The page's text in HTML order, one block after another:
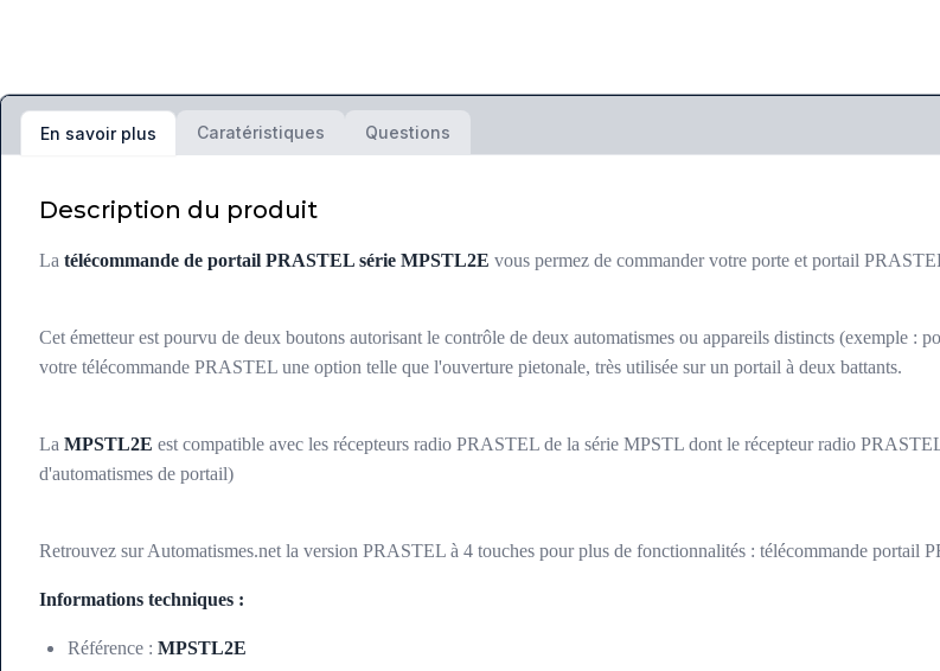
En savoir plus Caratéristiques Questions
Description du produit
La télécommande de portail PRASTEL série MPSTL2E vous permez de commander votre porte et portail
Cet émetteur est pourvu de deux boutons autorisant le contrôle de deux automatismes ou appareils distincts (exemple :
votre télécommande PRASTEL une option telle que l'ouverture pietonale, très utilisée sur un portail à deux battants.
La MPSTL2E est compatible avec les récepteurs radio PRASTEL de la série MPSTL dont le récepteur radio
d'automatismes de portail)
Retrouvez sur Automatismes.net la version PRASTEL à 4 touches pour plus de fonctionnalités : télécommande portail
Informations techniques :
Référence : MPSTL2E